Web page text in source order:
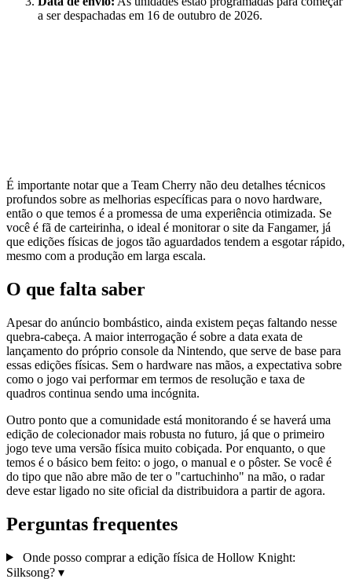
a ser despachadas em 16 de outubro de 2026.
É importante notar que a Team Cherry não deu detalhes técnicos
profundos sobre as melhorias específicas para o novo hardware,
então o que temos é a promessa de uma experiência otimizada. Se
você é fã de carteirinha, o ideal é monitorar o site da Fangamer, já
que edições físicas de jogos tão aguardados tendem a esgotar rápido,
mesmo com a produção em larga escala.
O que falta saber
Apesar do anúncio bombástico, ainda existem peças faltando nesse
quebra-cabeça. A maior interrogação é sobre a data exata de
lançamento do próprio console da Nintendo, que serve de base para
essas edições físicas. Sem o hardware nas mãos, a expectativa sobre
como o jogo vai performar em termos de resolução e taxa de
quadros continua sendo uma incógnita.
Outro ponto que a comunidade está monitorando é se haverá uma
edição de colecionador mais robusta no futuro, já que o primeiro
jogo teve uma versão física muito cobiçada. Por enquanto, o que
temos é o básico bem feito: o jogo, o manual e o pôster. Se você é
do tipo que não abre mão de ter o "cartuchinho" na mão, o radar
deve estar ligado no site oficial da distribuidora a partir de agora.
Perguntas frequentes
Onde posso comprar a edição física de Hollow Knight:
Silksong? ▾